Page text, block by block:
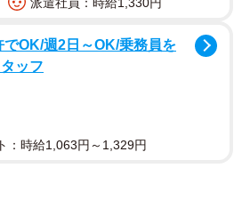
90度に返すとやりやすいそう。
し続けムラなく焼く。コンロの火
けたものと焼けていないものを入
いとのこと。
OK/週2日～OK/乗務員を
ッフ
：時給1,063円～1,329円